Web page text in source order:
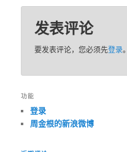
发表评论
要发表评论，您必须先登录。
功能
登录
周金根的新浪微博